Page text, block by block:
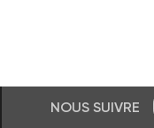
NOUS SUIVRE